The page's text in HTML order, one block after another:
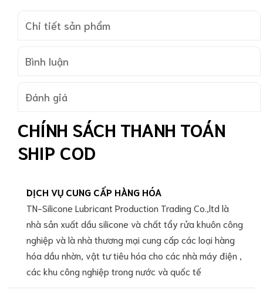
Chi tiết sản phẩm
Bình luận
Đánh giá
CHÍNH SÁCH THANH TOÁN
SHIP COD
DỊCH VỤ CUNG CẤP HÀNG HÓA
TN-Silicone Lubricant Production Trading Co.,ltd là
nhà sản xuất dầu silicone và chất tẩy rửa khuôn công
nghiệp và là nhà thương mại cung cấp các loại hàng
hóa dầu nhờn, vật tư tiêu hóa cho các nhà máy điện ,
các khu công nghiệp trong nước và quốc tế